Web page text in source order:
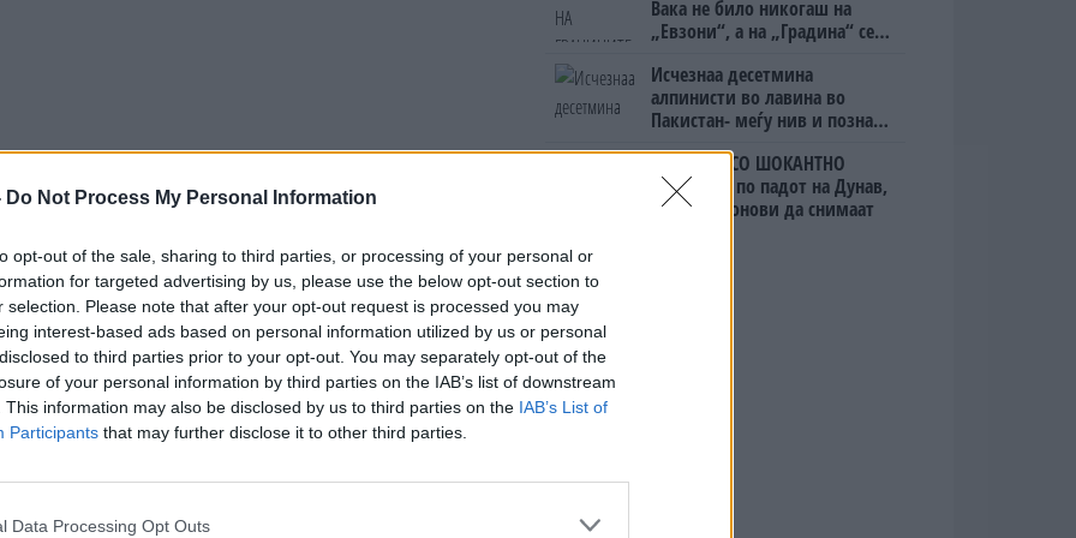
Do Not Process My Personal Information
opt-out of the sale, sharing to third parties, or processing of your personal or
for targeted advertising by us, please use the below opt-out section to
selection. Please note that after your opt-out request is processed you may
interest-based ads based on personal information utilized by us or personal
to third parties prior to your opt-out. You may separately opt-out of the
of your personal information by third parties on the IAB’s list of downstream
This information may also be disclosed by us to third parties on the IAB’s List of
Participants that may further disclose it to other third parties.
Data Processing Opt Outs
Северна Македонија, Христијан Мицкоски
однос на очекувањата од „Сејф сити“ којшто
период, изјави:
„Безбеден град“ проектот и поддржувам
на земјата. Некои велат тоа ќе донесе
политички удар, јас велам подготвени сме
да спасиме некој човечки живот. Затоа што
центар на главниот град имавме три
коишто го изгубиле животот поради
на сообраќајните правила.
Вака не било никогаш на
„Евзони“, а на „Градина“ се
Исчезнаа десетмина
алпинисти во лавина во
Пакистан- меѓу нив и познат
БУГАРИТЕ СО ШОКАНТНО
ОТКРИТИЕ по падот на Дунав,
кренаа дронови да снимаат